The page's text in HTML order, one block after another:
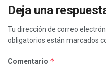
Deja una
Tu dirección de correo
obligatorios están marcados
Comentario *